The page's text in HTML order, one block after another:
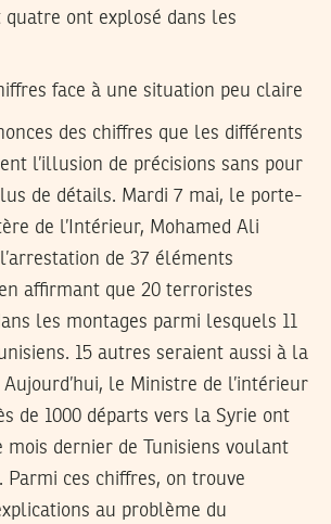
ont explosé dans les
face à une situation peu claire
des chiffres que les différents
l’illusion de précisions sans pour
de détails. Mardi 7 mai, le porte-
de l’Intérieur, Mohamed Ali
de 37 éléments
affirmant que 20 terroristes
les montages parmi lesquels 11
15 autres seraient aussi à la
le Ministre de l’intérieur
de 1000 départs vers la Syrie ont
mois dernier de Tunisiens voulant
Parmi ces chiffres, on trouve
au problème du